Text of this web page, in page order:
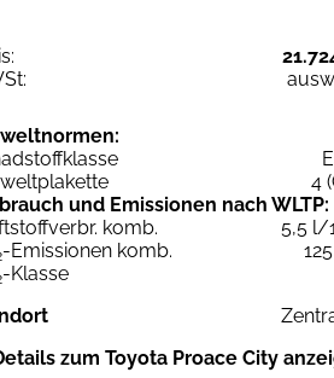
4
und Emissionen nach WLTP:
komb.
5,5 l/
-Emissionen komb.
-Klasse
zum Toyota Proace City